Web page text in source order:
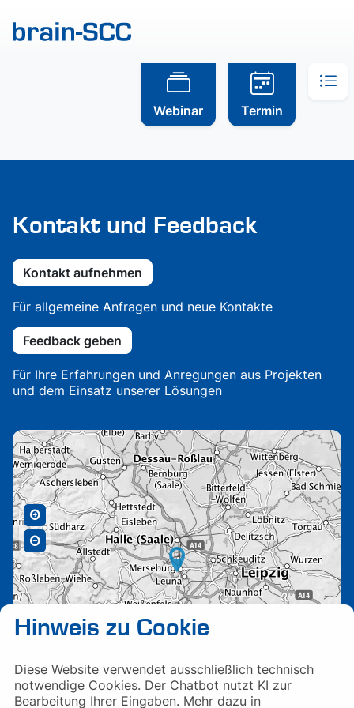
Hinweis zu Cookie
Diese Website verwendet ausschließlich technisch
notwendige Cookies. Der Chatbot nutzt KI zur
Bearbeitung Ihrer Eingaben. Mehr dazu in
Webinar Termin
Kontakt und Feedback
Kontakt aufnehmen
Für allgemeine Anfragen und neue Kontakte
Feedback geben
Für Ihre Erfahrungen und Anregungen aus Projekten
und dem Einsatz unserer Lösungen